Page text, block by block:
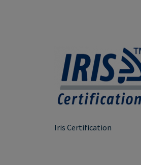
Iris Certification